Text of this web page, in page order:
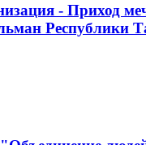
- Приход
Республики